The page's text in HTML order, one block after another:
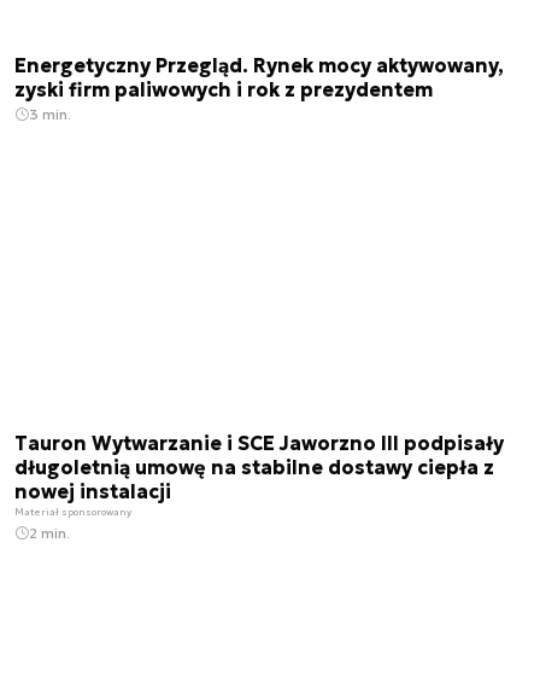
Energetyczny Przegląd. Rynek mocy aktywowany,
zyski firm paliwowych i rok z prezydentem
3 min.
Tauron Wytwarzanie i SCE Jaworzno III podpisały
długoletnią umowę na stabilne dostawy ciepła z
nowej instalacji
Materiał sponsorowany
2 min.